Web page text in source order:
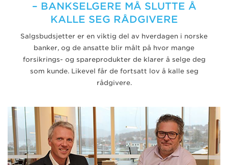
– BANKSELGERE MÅ SLUTTE Å
KALLE SEG RÅDGIVERE
Salgsbudsjetter er en viktig del av hverdagen i norske
banker, og de ansatte blir målt på hvor mange
forsikrings- og spareprodukter de klarer å selge deg
som kunde. Likevel får de fortsatt lov å kalle seg
rådgivere.